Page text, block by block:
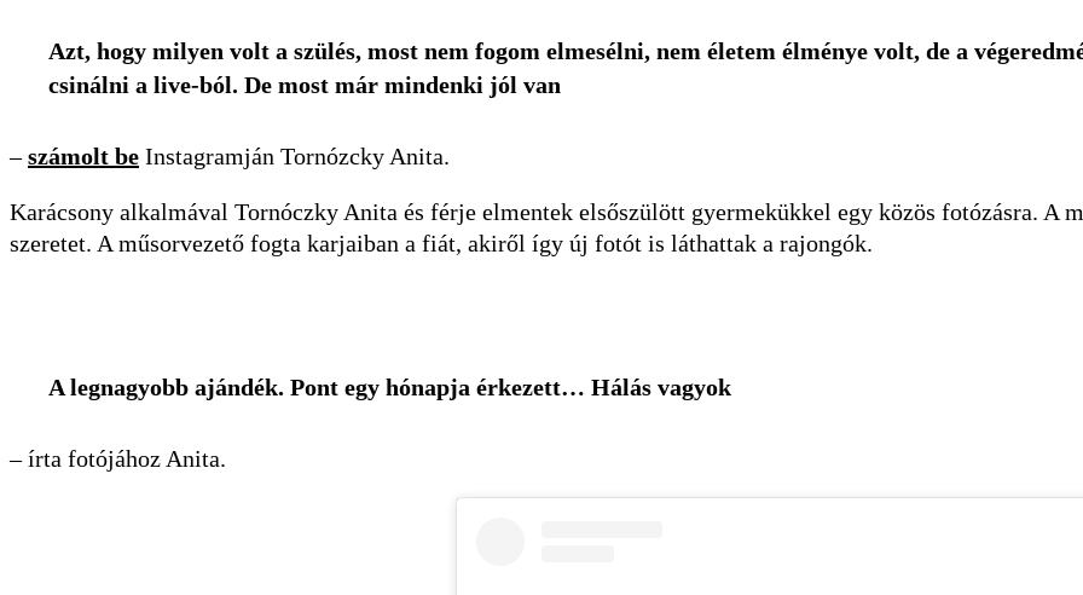
Azt, hogy milyen volt a szülés, most nem fogom elmesélni, nem életem élménye volt, de a
csinálni a live-ból. De most már mindenki jól van
–számolt be Instagramján Tornózcky Anita.
Karácsony alkalmával Tornóczky Anita és férje elmentek elsőszülött gyermekükkel egy közös fotózásra. A
szeretet. A műsorvezető fogta karjaiban a fiát, akiről így új fotót is láthattak a rajongók.
A legnagyobb ajándék. Pont egy hónapja érkezett… Hálás vagyok
– írta fotójához Anita.